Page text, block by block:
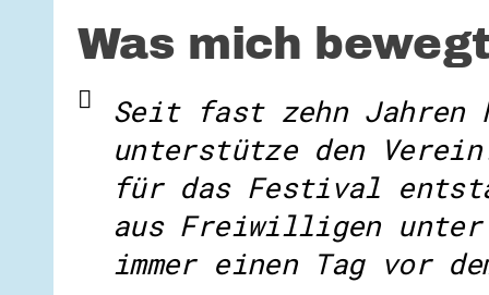
Was mich
Seit fast zehn
unterstütze den
für das Festival
aus Freiwilligen unter
immer einen Tag vor